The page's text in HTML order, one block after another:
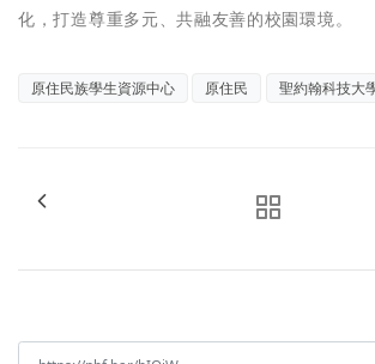
化，打造尊重多元、共融友善的校園環境。
原住民族學生資源中心 原住民 聖約翰科技大